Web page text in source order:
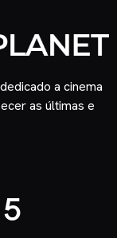
a cinema
as últimas e